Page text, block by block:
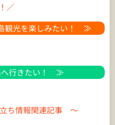
／
観光を楽しみたい！ ≫
へ行きたい！ ≫
ち情報関連記事 ～